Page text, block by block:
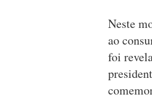
Neste
ao
foi